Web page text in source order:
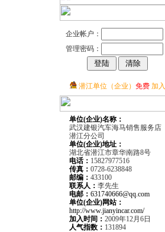
企业帐户：
管理密码：
潜江单位（企业） 免费加入
单位(企业)名称：
武汉建银汽车海马销售服务店
潜江分公司
单位(企业)地址：
湖北省潜江市章华南路8号
电话： 15827977516
传真： 0728-6238848
邮编： 433100
联系人： 李先生
电邮： 631740666@qq.com
单位(企业)网站：
http://www.jianyincar.com/
加入时间： 2009年12月6日
人气指数： 131894